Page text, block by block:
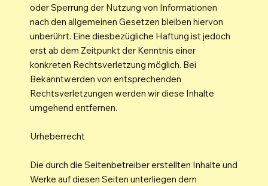
oder Sperrung der Nutzung von Informationen
nach den allgemeinen Gesetzen bleiben hiervon
unberührt. Eine diesbezügliche Haftung ist jedoch
erst ab dem Zeitpunkt der Kenntnis einer
konkreten Rechtsverletzung möglich. Bei
Bekanntwerden von entsprechenden
Rechtsverletzungen werden wir diese Inhalte
umgehend entfernen.
Urheberrecht
Die durch die Seitenbetreiber erstellten Inhalte und
Werke auf diesen Seiten unterliegen dem